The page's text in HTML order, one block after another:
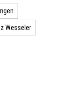
Wesseler